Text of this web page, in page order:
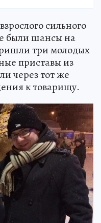
сильного
были шансы на
три молодых
приставы из
через тот же
к товарищу.